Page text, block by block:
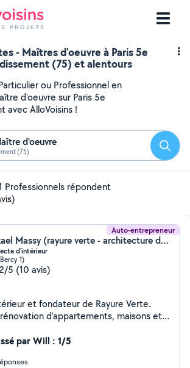
- Maîtres d'oeuvre à Paris 5e
(75) et alentours
ou Professionnel en
d'oeuvre sur Paris 5e
avec AlloVoisins !
d'oeuvre
(75)
Professionnels répondent
Auto-entrepreneur
Mickael Massy (rayure verte - architecture d’intérieur)
d'intérieur
1)
5 (10 avis)
et fondateur de Rayure Verte.
d'appartements, maisons et
des travaux : optimisation des
dossiers
par Will : 1/5